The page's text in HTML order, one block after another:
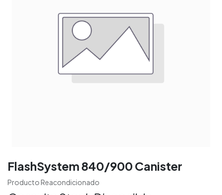
FlashSystem 840/900 Canister
Producto Reacondicionado